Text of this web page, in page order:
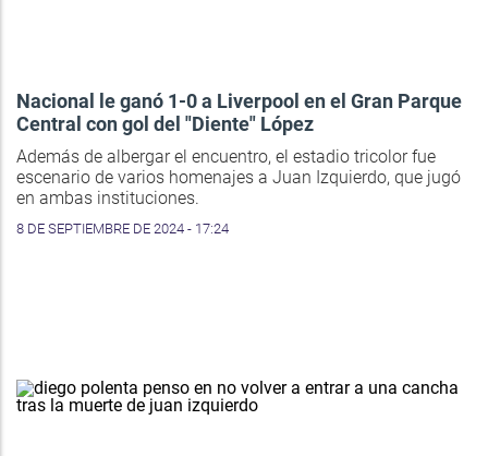
Nacional le ganó 1-0 a Liverpool en el Gran Parque
Central con gol del "Diente" López
Además de albergar el encuentro, el estadio tricolor fue
escenario de varios homenajes a Juan Izquierdo, que jugó
en ambas instituciones.
8 DE SEPTIEMBRE DE 2024 - 17:24